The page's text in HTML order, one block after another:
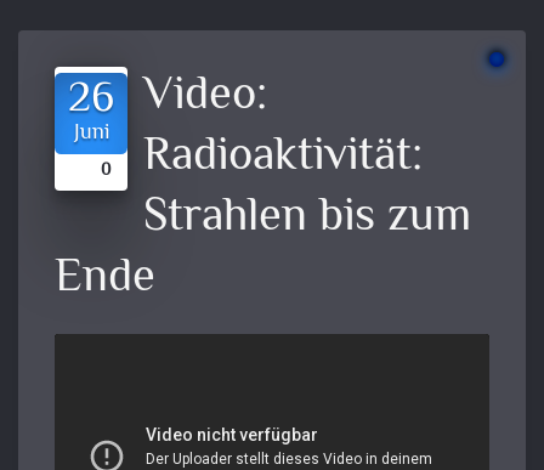
26
Juni
0
Video:
Radioaktivität:
Strahlen bis zum
Ende